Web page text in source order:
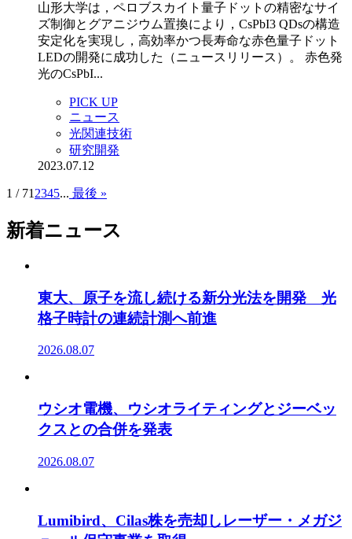
山形大学は，ペロブスカイト量子ドットの精密なサイ
ズ制御とグアニジウム置換により，CsPbI3 QDsの構造
安定化を実現し，高効率かつ長寿命な赤色量子ドット
LEDの開発に成功した（ニュースリリース）。 赤色発
光のCsPbI...
PICK UP
ニュース
光関連技術
研究開発
2023.07.12
1 / 71 2345... 最後 »
新着ニュース
東大、原子を流し続ける新分光法を開発 光
格子時計の連続計測へ前進
2026.08.07
ウシオ電機、ウシオライティングとジーベッ
クスとの合併を発表
2026.08.07
Lumibird、Cilas株を売却しレーザー・メガジ